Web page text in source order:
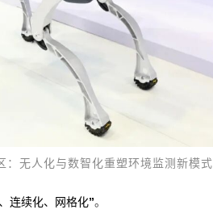
：无人化与数智化重塑环境监测新模式
连续化、网格化”。